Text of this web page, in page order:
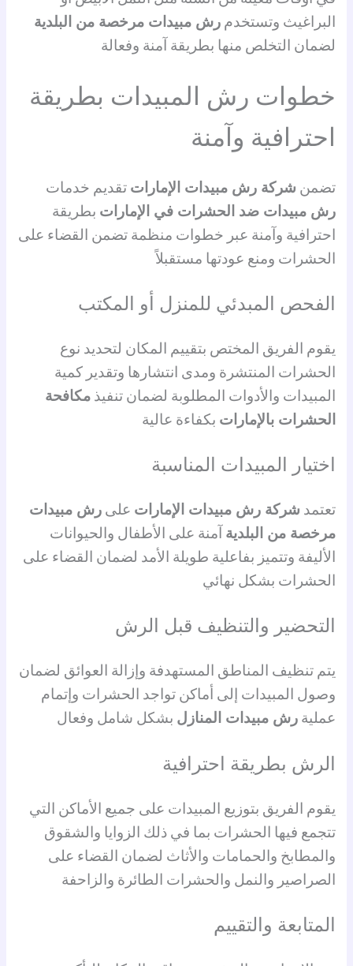
البراغيث وتستخدمرش مبيدات مرخصة من البلدية
لضمان التخلص منها بطريقة آمنة وفعالة
خطوات رش المبيدات بطريقة
احترافية وآمنة
تضمن شركة رش مبيدات الإمارات تقديم خدمات
رش مبيدات ضد الحشرات في الإمارات بطريقة
احترافية وآمنة عبر خطوات منظمة تضمن القضاء على
الحشرات ومنع عودتها مستقبلاً
الفحص المبدئي للمنزل أو المكتب
يقوم الفريق المختص بتقييم المكان لتحديد نوع
الحشرات المنتشرة ومدى انتشارها وتقدير كمية
المبيدات والأدوات المطلوبة لضمان تنفيذمكافحة
الحشرات بالإمارات بكفاءة عالية
اختيار المبيدات المناسبة
تعتمد شركة رش مبيدات الإمارات علىرش مبيدات
مرخصة من البلدية آمنة على الأطفال والحيوانات
الأليفة وتتميز بفاعلية طويلة الأمد لضمان القضاء على
الحشرات بشكل نهائي
التحضير والتنظيف قبل الرش
يتم تنظيف المناطق المستهدفة وإزالة العوائق لضمان
وصول المبيدات إلى أماكن تواجد الحشرات وإتمام
عمليةرش مبيدات المنازل بشكل شامل وفعال
الرش بطريقة احترافية
يقوم الفريق بتوزيع المبيدات على جميع الأماكن التي
تتجمع فيها الحشرات بما في ذلك الزوايا والشقوق
والمطابخ والحمامات والأثاث لضمان القضاء على
الصراصير والنمل والحشرات الطائرة والزاحفة
المتابعة والتقييم